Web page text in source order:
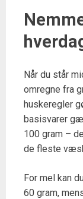
Når du står
omregne fra
huskeregler
basisvarer
100 gram –
de fleste
For mel kan
60 gram,